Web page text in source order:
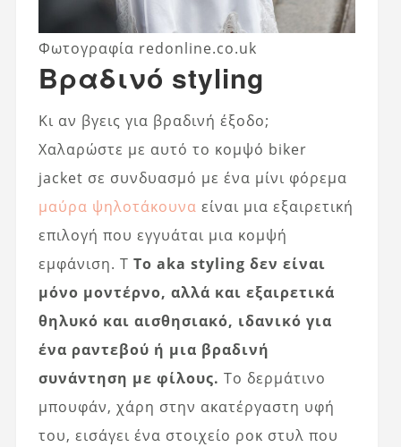
Φωτογραφία redonline.co.uk
Βραδινό styling
Κι αν βγεις για βραδινή έξοδο;
Χαλαρώστε με αυτό το κομψό biker
jacket σε συνδυασμό με ένα μίνι φόρεμα
μαύρα ψηλοτάκουνα είναι μια εξαιρετική
επιλογή που εγγυάται μια κομψή
εμφάνιση. Τ Το aka styling δεν είναι
μόνο μοντέρνο, αλλά και εξαιρετικά
θηλυκό και αισθησιακό, ιδανικό για
ένα ραντεβού ή μια βραδινή
συνάντηση με φίλους. Το δερμάτινο
μπουφάν, χάρη στην ακατέργαστη υφή
του, εισάγει ένα στοιχείο ροκ στυλ που